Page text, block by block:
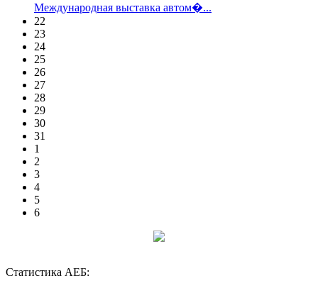
Международная выставка автом�...
22
23
24
25
26
27
28
29
30
31
1
2
3
4
5
6
Статистика АЕБ: